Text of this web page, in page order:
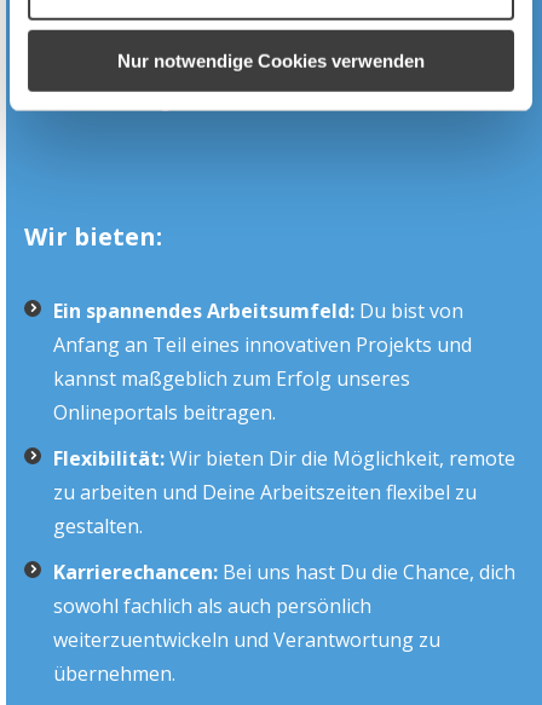
Nur notwendige Cookies verwenden
ausgeprägtes Gespür für die Bedürfnisse Deiner
Kunden und bist stets bestrebt, deren
Anforderungen zu erfüllen.
Wir bieten:
Ein spannendes Arbeitsumfeld: Du bist von
Anfang an Teil eines innovativen Projekts und
kannst maßgeblich zum Erfolg unseres
Onlineportals beitragen.
Flexibilität:Wir bieten Dir die Möglichkeit, remote
zu arbeiten und Deine Arbeitszeiten flexibel zu
gestalten.
Karrierechancen: Bei uns hast Du die Chance, dich
sowohl fachlich als auch persönlich
weiterzuentwickeln und Verantwortung zu
übernehmen.